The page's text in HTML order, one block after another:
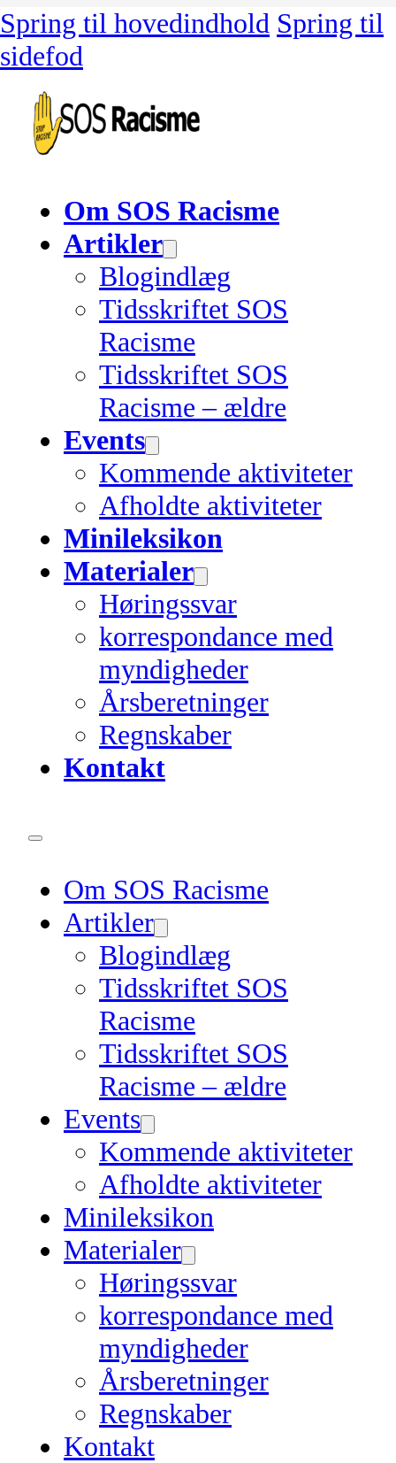
Spring til hovedindhold Spring til
sidefod
Om SOS Racisme
Artikler
Blogindlæg
Tidsskriftet SOS
Racisme
Tidsskriftet SOS
Racisme – ældre
Events
Kommende aktiviteter
Afholdte aktiviteter
Minileksikon
Materialer
Høringssvar
korrespondance med
myndigheder
Årsberetninger
Regnskaber
Kontakt
Om SOS Racisme
Artikler
Blogindlæg
Tidsskriftet SOS
Racisme
Tidsskriftet SOS
Racisme – ældre
Events
Kommende aktiviteter
Afholdte aktiviteter
Minileksikon
Materialer
Høringssvar
korrespondance med
myndigheder
Årsberetninger
Regnskaber
Kontakt